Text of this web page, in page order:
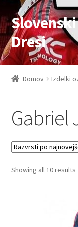
Skip
to
navigation
Skip
to
content
Dresi
Domov
FAQs
Kontaktiraj nas
Košarica
Domov Izdelki
Gabriel
Showing all 10 results